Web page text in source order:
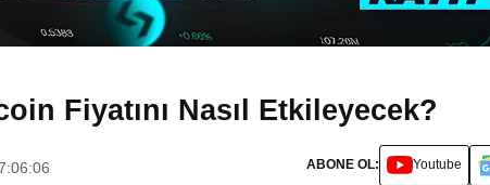
Fiyatını Nasıl Etkileyecek?
ABONE OL: Youtube